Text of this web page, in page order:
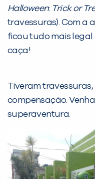
Halloween: Trick or
travessuras). Com a
ficou tudo mais
caça!
Tiveram
compensação.
superaventura.
PEÇA UMA